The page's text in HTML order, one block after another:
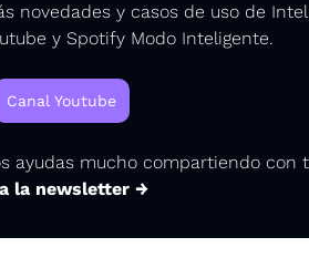
novedades y casos de uso de
y Spotify Modo Inteligente.
Canal Youtube
ayudas mucho compartiendo con
la newsletter →